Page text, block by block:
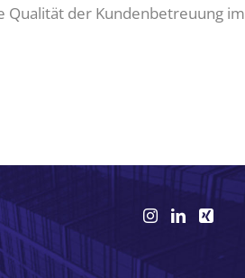
Qualität der Kundenbetreuung im